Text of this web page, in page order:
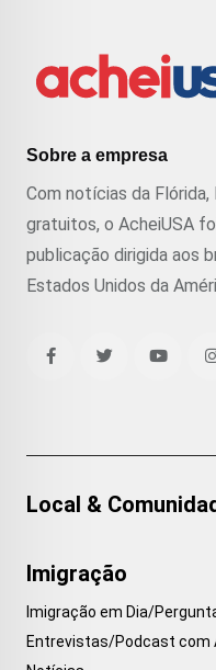
Sobre a empresa
Com notícias da
gratuitos, o AcheiUSA
publicação dirigida aos
Estados Unidos da
Local &
Imigração
Imigração em Dia/
Entrevistas/Podcast com